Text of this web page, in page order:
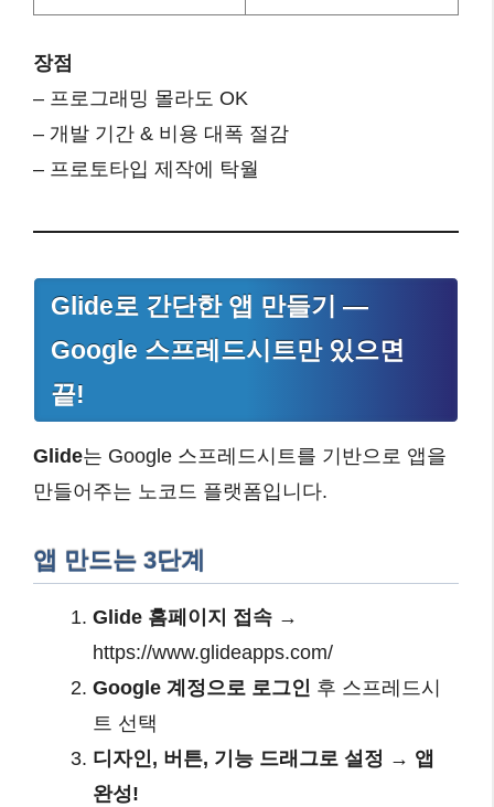
장점
– 프로그래밍 몰라도 OK
– 개발 기간 & 비용 대폭 절감
– 프로토타입 제작에 탁월
Glide로 간단한 앱 만들기 —
Google 스프레드시트만 있으면
끝!
Glide는 Google 스프레드시트를 기반으로 앱을
만들어주는 노코드 플랫폼입니다.
앱 만드는 3단계
Glide 홈페이지 접속 →
https://www.glideapps.com/
Google 계정으로 로그인 후 스프레드시
트 선택
디자인, 버튼, 기능 드래그로 설정 → 앱
완성!